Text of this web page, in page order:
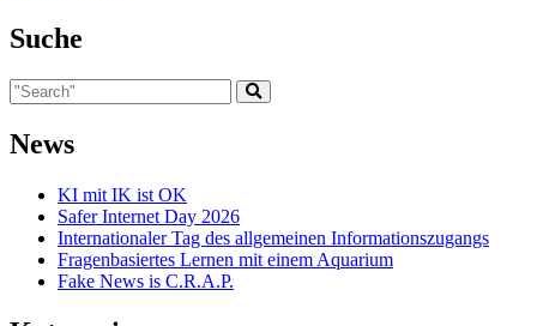
Suche
News
KI mit IK ist OK
Safer Internet Day 2026
Internationaler Tag des allgemeinen Informationszugangs
Fragenbasiertes Lernen mit einem Aquarium
Fake News is C.R.A.P.